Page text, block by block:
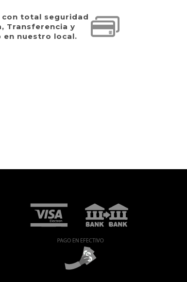
con total seguridad
Transferencia y
en nuestro local.